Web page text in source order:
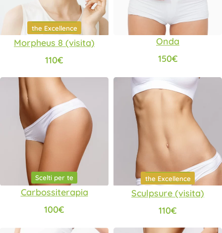
the Excellence
Scelti per te
the Excellence
Morpheus 8 (visita)
110€
Onda
150€
Scelti per te
Carbossiterapia
100€
the Excellence
Scelti per te
the Excellence
Sculpsure (visita)
110€